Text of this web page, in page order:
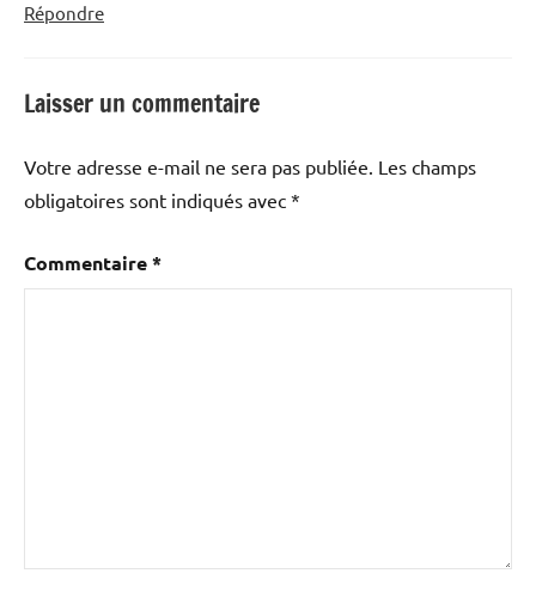
Répondre
Laisser un commentaire
Votre adresse e-mail ne sera pas publiée. Les champs
obligatoires sont indiqués avec *
Commentaire*